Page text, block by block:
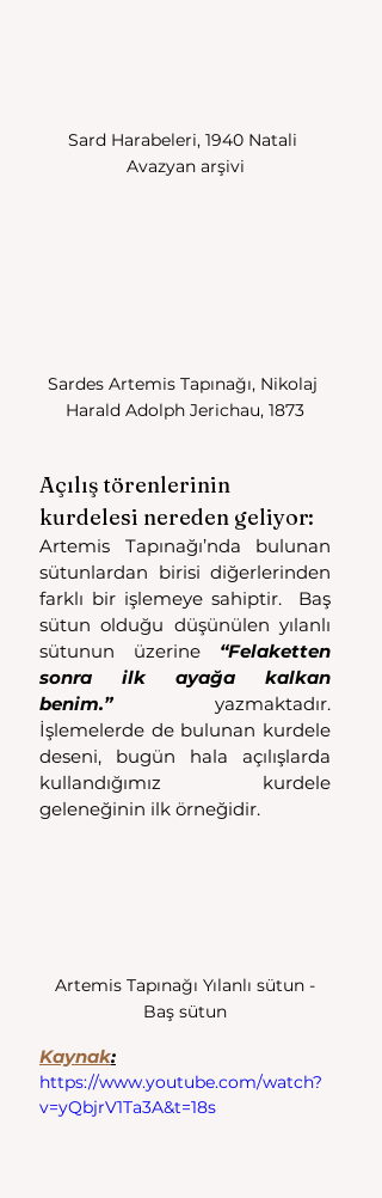
Sard Harabeleri, 1940 Natali
Avazyan arşivi
Sardes Artemis Tapınağı, Nikolaj
Harald Adolph Jerichau, 1873
Açılış törenlerinin
kurdelesi nereden geliyor:
Artemis Tapınağı’nda bulunan
sütunlardan birisi diğerlerinden
farklı bir işlemeye sahiptir.  Baş
sütun olduğu düşünülen yılanlı
sütunun üzerine “Felaketten
sonra ilk ayağa kalkan
benim.” yazmaktadır.
İşlemelerde de bulunan kurdele
deseni, bugün hala açılışlarda
kullandığımız kurdele
geleneğinin ilk örneğidir.
Baş sütun
Kaynak:
https://www.youtube.com/watch?
v=yQbjrV1Ta3A&t=18s